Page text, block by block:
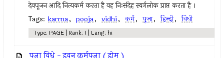
देवपूजन आदि नित्यकर्म करता है वह निःसंदेह स्वर्गलोक प्राप्त करता है ।
Tags: karma, pooja, vidhi, कर्म, पूजा, हिन्दी, विधी
Type: PAGE | Rank: 1 | Lang: hi